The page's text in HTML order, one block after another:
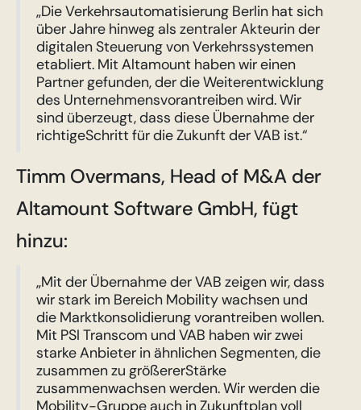
„Die Verkehrsautomatisierung Berlin hat sich
über Jahre hinweg als zentraler Akteurin der
digitalen Steuerung von Verkehrssystemen
etabliert. Mit Altamount haben wir einen
Partner gefunden, der die Weiterentwicklung
des Unternehmensvorantreiben wird. Wir
sind überzeugt, dass diese Übernahme der
richtigeSchritt für die Zukunft der VAB ist.“
Timm Overmans, Head of M&A der
Altamount Software GmbH, fügt
hinzu:
„Mit der Übernahme der VAB zeigen wir, dass
wir stark im Bereich Mobility wachsen und
die Marktkonsolidierung vorantreiben wollen.
Mit PSI Transcom und VAB haben wir zwei
starke Anbieter in ähnlichen Segmenten, die
zusammen zu größererStärke
zusammenwachsen werden. Wir werden die
Mobility-Gruppe auch in Zukunftplan voll